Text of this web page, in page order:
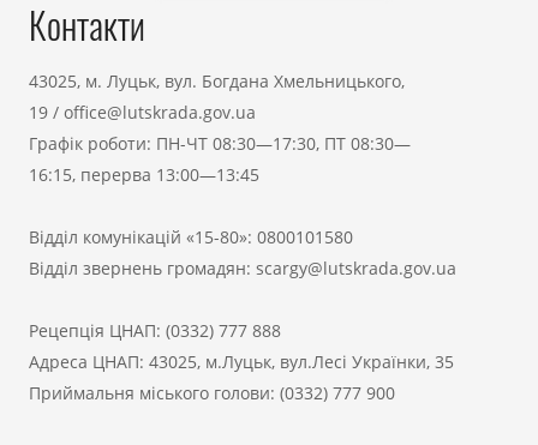
Контакти
43025, м. Луцьк, вул. Богдана Хмельницького,
19 / office@lutskrada.gov.ua
Графік роботи: ПН-ЧТ 08:30—17:30, ПТ 08:30—
16:15, перерва 13:00—13:45
Відділ комунікацій «15-80»: 0800101580
Відділ звернень громадян: scargy@lutskrada.gov.ua
Рецепція ЦНАП: (0332) 777 888
Адреса ЦНАП: 43025, м.Луцьк, вул.Лесі Українки, 35
Приймальня міського голови: (0332) 777 900